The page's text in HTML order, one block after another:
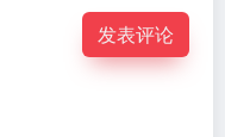
发表评论